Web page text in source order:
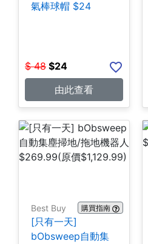
氣棒球帽 $24
$ 48 $24
由此查看
Best Buy 購買指南
[只有一天]
bObsweep自動集